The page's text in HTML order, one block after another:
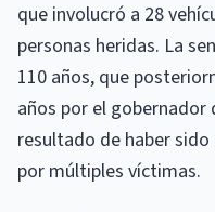
que involucró a 28
personas heridas. La
110 años, que
años por el
resultado de haber
por múltiples víctimas.